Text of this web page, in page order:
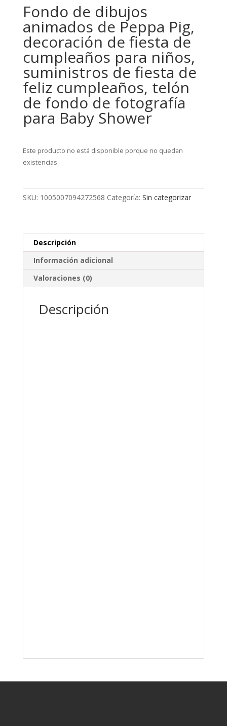
Fondo de dibujos
animados de Peppa Pig,
decoración de fiesta de
cumpleaños para niños,
suministros de fiesta de
feliz cumpleaños, telón
de fondo de fotografía
para Baby Shower
Este producto no está disponible porque no quedan
existencias.
SKU: 1005007094272568 Categoría: Sin categorizar
Descripción
Información adicional
Valoraciones (0)
Descripción